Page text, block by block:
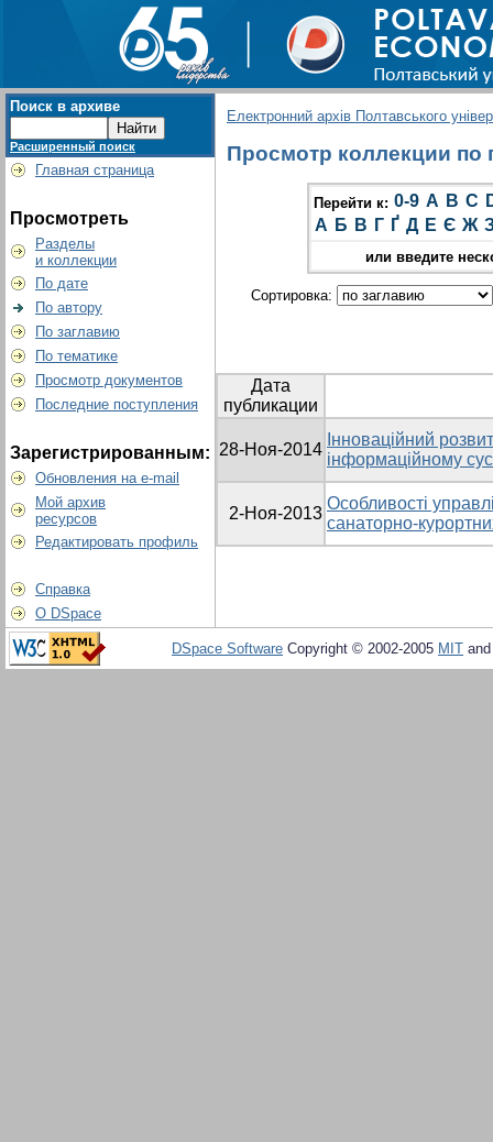
Поиск в архиве
Расширенный поиск
Главная страница
Просмотреть
Разделы
и коллекции
По дате
По автору
По заглавию
По тематике
Просмотр документов
Последние поступления
Зарегистрированным:
Обновления на e-mail
Мой архив
ресурсов
Редактировать профиль
Справка
О DSpace
Електронний архів Полтавського
Просмотр коллекции по
Перейти к: 0-9 A B C
А Б В Г Ґ Д Е Є Ж
или введите
Сортировка:
Дата
публикации
28-Ноя-2014
Інноваційний
інформаційному
2-Ноя-2013
Особливості
санаторно-
DSpace Software Copyright © 2002-2005 MIT